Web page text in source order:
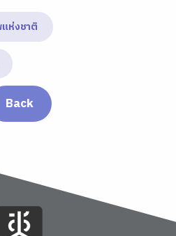
ห่งชาติ
Back